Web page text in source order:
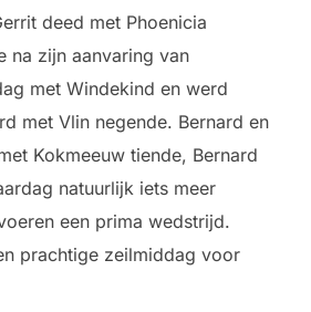
deed met Phoenicia
na zijn aanvaring van
met Windekind en werd
met Vlin negende. Bernard en
Kokmeeuw tiende, Bernard
natuurlijk iets meer
een prima wedstrijd.
prachtige zeilmiddag voor